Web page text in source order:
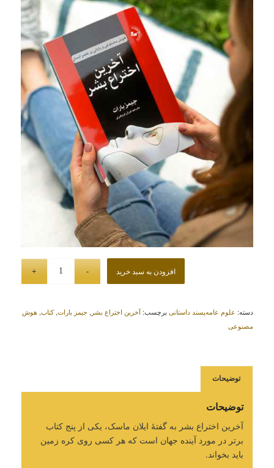
افزودن به سبد خرید
دسته: علوم عامه‌پسند داستانی برچسب:آخرین اختراع بشر , جیمز بارات,کتاب, هوش
مصنوعی
توضیحات
توضیحات
آخرین اختراع بشر به گفتۀ ایلان ماسک، یکی از پنج کتاب
برتر در مورد آینده جهان است که هر کسی روی کره زمین
باید بخواند.